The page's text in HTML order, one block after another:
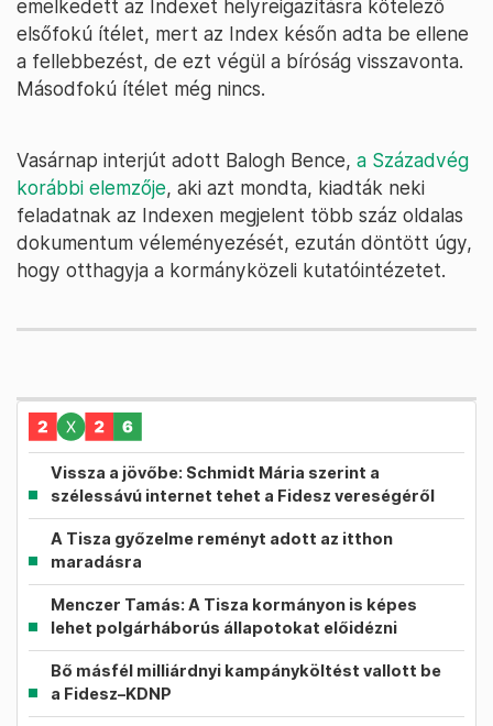
emelkedett az Indexet helyreigazításra kötelező
elsőfokú ítélet, mert az Index későn adta be ellene
a fellebbezést, de ezt végül a bíróság visszavonta.
Másodfokú ítélet még nincs.
Vasárnap interjút adott Balogh Bence, a Századvég
korábbi elemzője, aki azt mondta, kiadták neki
feladatnak az Indexen megjelent több száz oldalas
dokumentum véleményezését, ezután döntött úgy,
hogy otthagyja a kormányközeli kutatóintézetet.
Vissza a jövőbe: Schmidt Mária szerint a
szélessávú internet tehet a Fidesz vereségéről
A Tisza győzelme reményt adott az itthon
maradásra
Menczer Tamás: A Tisza kormányon is képes
lehet polgárháborús állapotokat előidézni
Bő másfél milliárdnyi kampányköltést vallott be
a Fidesz–KDNP